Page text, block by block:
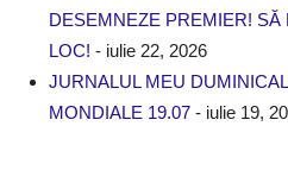
DESEMNEZE PREMIER! SĂ
LOC! - iulie 22, 2026
JURNALUL MEU
MONDIALE 19.07 - iulie 19,